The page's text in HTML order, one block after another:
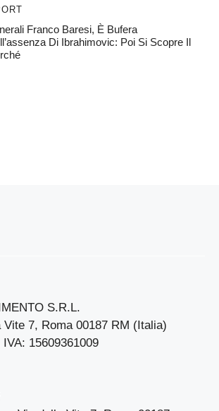
Franco Baresi, È Bufera
Di Ibrahimovic: Poi Si Scopre Il
S.R.L.
Vite 7, Roma 00187 RM (Italia)
IVA: 15609361009